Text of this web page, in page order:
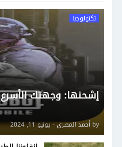
تكنولوجيا
إشحنها: وجهتك الأسرع
byأحمد المصري-يونيو 11, 2024